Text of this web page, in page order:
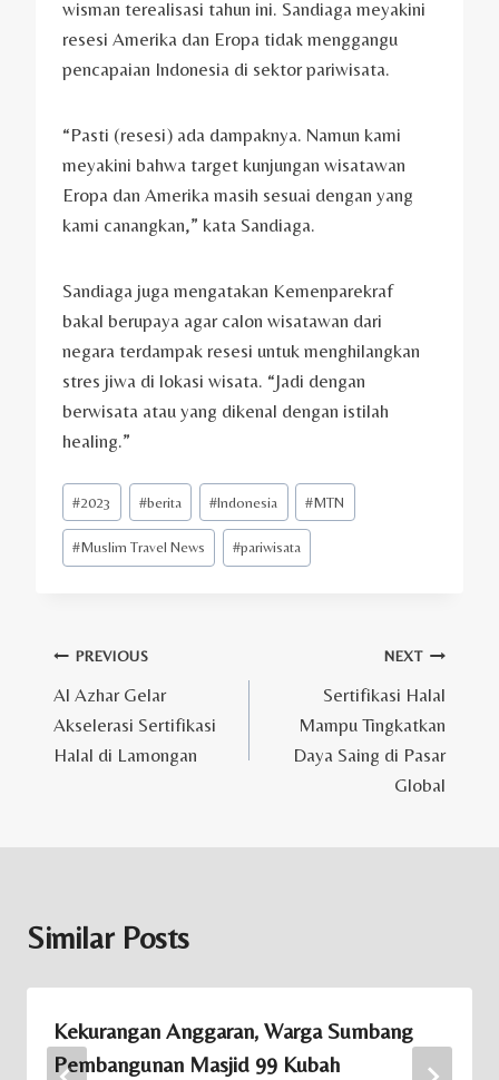
wisman terealisasi tahun ini. Sandiaga meyakini
resesi Amerika dan Eropa tidak menggangu
pencapaian Indonesia di sektor pariwisata.
“Pasti (resesi) ada dampaknya. Namun kami
meyakini bahwa target kunjungan wisatawan
Eropa dan Amerika masih sesuai dengan yang
kami canangkan,” kata Sandiaga.
Sandiaga juga mengatakan Kemenparekraf
bakal berupaya agar calon wisatawan dari
negara terdampak resesi untuk menghilangkan
stres jiwa di lokasi wisata. “Jadi dengan
berwisata atau yang dikenal dengan istilah
healing.”
Post
Tags:
#2023 #berita #Indonesia #MTN
#Muslim Travel News #pariwisata
Post
navigation
PREVIOUS
Al Azhar Gelar
Akselerasi Sertifikasi
Halal di Lamongan
NEXT
Sertifikasi Halal
Mampu Tingkatkan
Daya Saing di Pasar
Global
Similar Posts
Kekurangan Anggaran, Warga Sumbang
Pembangunan Masjid 99 Kubah